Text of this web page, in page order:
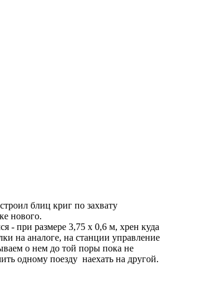
блиц криг по захвату
нового.
- при размере 3,75 х 0,6 м, хрен куда
на аналоге, на станции управление
о нем до той поры пока не
одному поезду наехать на другой.